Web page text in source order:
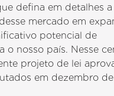
defina em detalhes a
mercado em
potencial de
o nosso país. Nesse
projeto de lei
em dezembro